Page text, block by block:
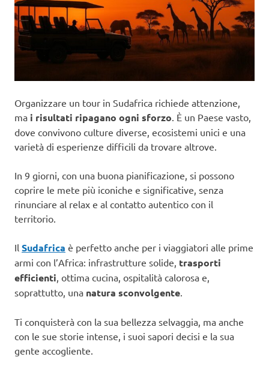
Organizzare un tour in Sudafrica richiede attenzione,
ma i risultati ripagano ogni sforzo. È un Paese vasto,
dove convivono culture diverse, ecosistemi unici e una
varietà di esperienze difficili da trovare altrove.
In 9 giorni, con una buona pianificazione, si possono
coprire le mete più iconiche e significative, senza
rinunciare al relax e al contatto autentico con il
territorio.
Il Sudafrica è perfetto anche per i viaggiatori alle prime
armi con l’Africa: infrastrutture solide, trasporti
efficienti, ottima cucina, ospitalità calorosa e,
soprattutto, una natura sconvolgente.
Ti conquisterà con la sua bellezza selvaggia, ma anche
con le sue storie intense, i suoi sapori decisi e la sua
gente accogliente.